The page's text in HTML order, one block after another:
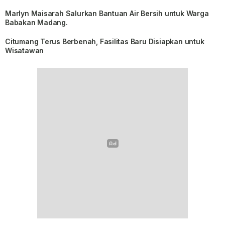
Marlyn Maisarah Salurkan Bantuan Air Bersih untuk Warga
Babakan Madang.
Citumang Terus Berbenah, Fasilitas Baru Disiapkan untuk
Wisatawan